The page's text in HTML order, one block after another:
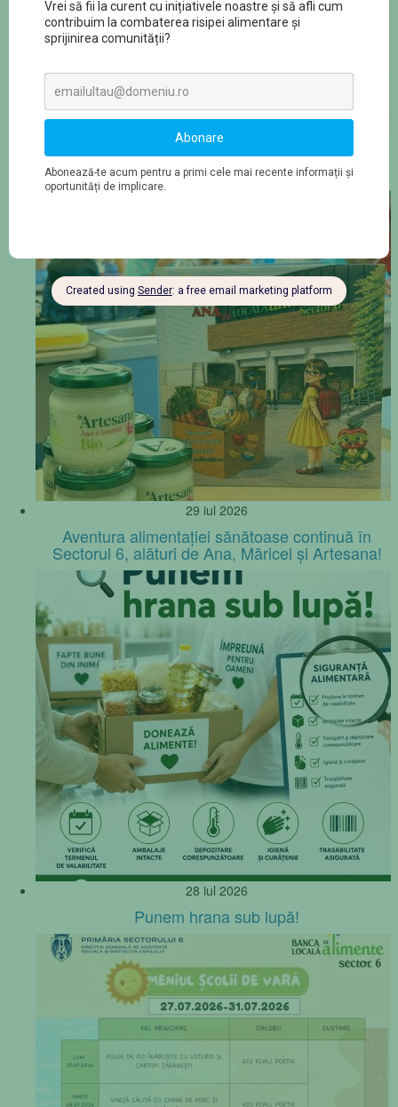
2 aug 2026
Mese echilibrate pentru o vară plină de energie
29 iul 2026
Aventura alimentației sănătoase continuă în
Sectorul 6, alături de Ana, Măricel și Artesana!
28 iul 2026
Punem hrana sub lupă!